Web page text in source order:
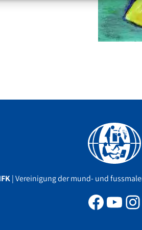
| Vereinigung der mund- und